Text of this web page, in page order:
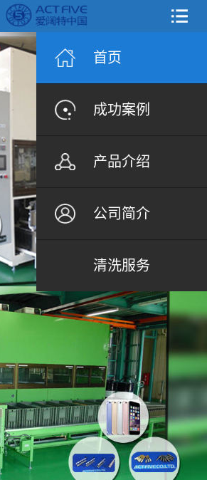
首页
成功案例
产品介绍
公司简介
清洗服务